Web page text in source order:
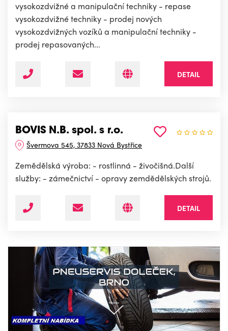
vysokozdvižné a manipulační techniky - repase
vysokozdvižné techniky - prodej nových
vysokozdvižných vozíků a manipulační techniky -
prodej repasovaných...
DETAIL
BOVIS N.B. spol. s r.o.
Švermova 545, 37833 Nová Bystřice
Zemědělská výroba: - rostlinná - živočišná.Další
služby: - zámečnictví - opravy zemdědělských strojů.
DETAIL